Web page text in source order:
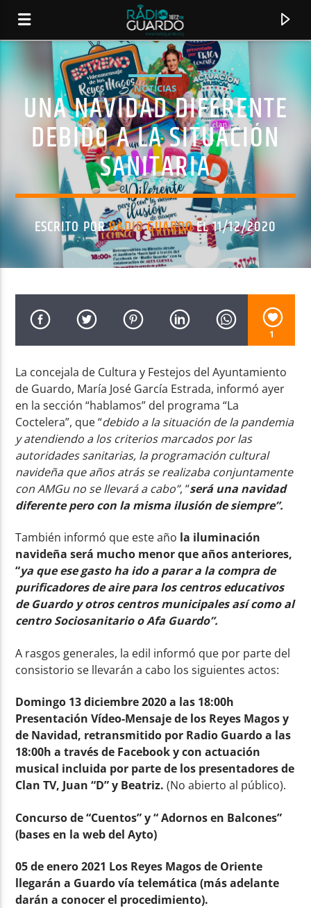
ARTISTA
Radio AMGu
NOTICIAS
UNA NAVIDAD DIFERENTE
DEBIDO A LA SITUACIÓN
SANITARIA
ESCRITO PORRADIO GUARDOEL 11/12/2020
1
La concejala de Cultura y Festejos del Ayuntamiento
de Guardo, María José García Estrada, informó ayer
en la sección “hablamos” del programa “La
Coctelera”, que “debido a la situación de la pandemia
y atendiendo a los criterios marcados por las
autoridades sanitarias, la programación cultural
navideña que años atrás se realizaba conjuntamente
con AMGu no se llevará a cabo”, “será una navidad
diferente pero con la misma ilusión de siempre”.
También informó que este año la iluminación
navideña será mucho menor que años anteriores,
“ya que ese gasto ha ido a parar a la compra de
purificadores de aire para los centros educativos
de Guardo y otros centros municipales así como al
centro Sociosanitario o Afa Guardo”.
A rasgos generales, la edil informó que por parte del
consistorio se llevarán a cabo los siguientes actos:
Domingo 13 diciembre 2020 a las 18:00h
Presentación Vídeo-Mensaje de los Reyes Magos y
de Navidad, retransmitido por Radio Guardo a las
18:00h a través de Facebook y con actuación
musical incluida por parte de los presentadores de
Clan TV, Juan “D” y Beatriz. (No abierto al público).
Concurso de “Cuentos” y “ Adornos en Balcones”
(bases en la web del Ayto)
05 de enero 2021 Los Reyes Magos de Oriente
llegarán a Guardo vía telemática (más adelante
darán a conocer el procedimiento).